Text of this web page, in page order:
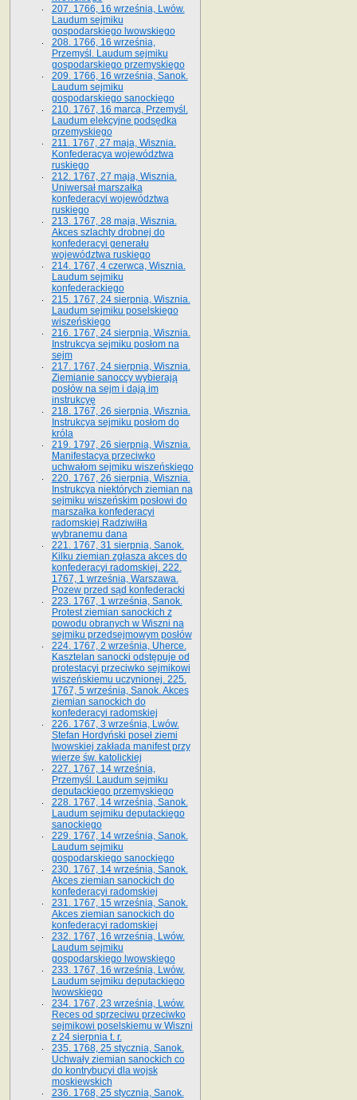
207. 1766, 16 września, Lwów.
Laudum sejmiku
gospodarskiego lwowskiego
208. 1766, 16 września,
Przemyśl. Laudum sejmiku
gospodarskiego przemyskiego
209. 1766, 16 września, Sanok.
Laudum sejmiku
gospodarskiego sanockiego
210. 1767, 16 marca, Przemyśl.
Laudum elekcyjne podsędka
przemyskiego
211. 1767, 27 maja, Wisznia.
Konfederacya województwa
ruskiego
212. 1767, 27 maja, Wisznia.
Uniwersał marszałka
konfederacyi województwa
ruskiego
213. 1767, 28 maja, Wisznia.
Akces szlachty drobnej do
konfederacyi generału
województwa ruskiego
214. 1767, 4 czerwca, Wisznia.
Laudum sejmiku
konfederackiego
215. 1767, 24 sierpnia, Wisznia.
Laudum sejmiku poselskiego
wiszeńskiego
216. 1767, 24 sierpnia, Wisznia.
Instrukcya sejmiku posłom na
sejm
217. 1767, 24 sierpnia, Wisznia.
Ziemianie sanoccy wybierają
posłów na sejm i dają im
instrukcyę
218. 1767, 26 sierpnia, Wisznia.
Instrukcya sejmiku posłom do
króla
219. 1797, 26 sierpnia, Wisznia.
Manifestacya przeciwko
uchwałom sejmiku wiszeńskiego
220. 1767, 26 sierpnia, Wisznia.
Instrukcya niektórych ziemian na
sejmiku wiszeńskim posłowi do
marszałka konfe­deracyi
radomskiej Radziwiłła
wybranemu dana
221. 1767, 31 sierpnia, Sanok.
Kilku ziemian zgłasza akces do
konfederacyi radomskiej. 222.
1767, 1 września, Warszawa.
Pozew przed sąd konfederacki
223. 1767, 1 września, Sanok.
Protest ziemian sanockich z
powodu obranych w Wiszni na
sejmiku przedsejmo­wym posłów
224. 1767, 2 września, Uherce.
Kasztelan sanocki odstępuje od
protestacyi przeciwko sejmikowi
wiszeńskiemu uczynionej. 225.
1767, 5 września, Sanok. Akces
ziemian sanockich do
konfederacyi radomskiej
226. 1767, 3 września, Lwów.
Stefan Hordyński poseł ziemi
lwowskiej zakłada manifest przy
wierze św. ka­tolickiej
227. 1767, 14 września,
Przemyśl. Laudum sejmiku
deputackiego przemyskiego
228. 1767, 14 września, Sanok.
Laudum sejmiku deputackiego
sanockiego
229. 1767, 14 września, Sanok.
Laudum sejmiku
gospodarskiego sanockiego
230. 1767, 14 września, Sanok.
Akces ziemian sanockich do
konfederacyi radomskiej
231. 1767, 15 września, Sanok.
Akces ziemian sanockich do
konfederacyi radomskiej
232. 1767, 16 września, Lwów.
Laudum sejmiku
gospodarskiego lwowskiego
233. 1767, 16 września, Lwów.
Laudum sejmiku deputackiego
lwowskiego
234. 1767, 23 września, Lwów.
Reces od sprzeciwu przeciwko
sejmikowi poselskiemu w Wiszni
z 24 sierpnia t. r.
235. 1768, 25 stycznia, Sanok.
Uchwały ziemian sanockich co
do kontrybucyi dla wojsk
moskiewskich
236. 1768, 25 stycznia, Sanok.